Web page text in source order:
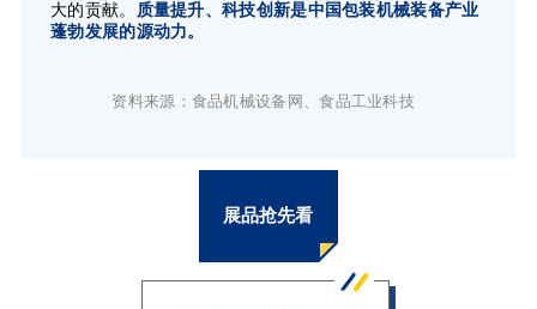
大的贡献。 质量提升、科技创新是中国包装机械装备产业
蓬勃发展的源动力。
资料来源：食品机械设备网、食品工业科技
展品抢先看